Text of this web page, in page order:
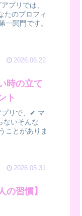
プリでは、
のプロフィ
関門です。
2026.06.22
時の立て
ト
プリで、✔ マ
ないそんな
ことがありま
2026.05.31
の習慣】